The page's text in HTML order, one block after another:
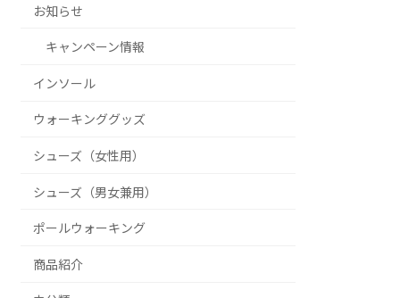
お知らせ
キャンペーン情報
インソール
ウォーキンググッズ
シューズ（女性用）
シューズ（男女兼用）
ポールウォーキング
商品紹介